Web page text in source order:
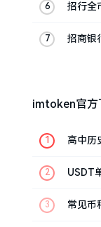
招行全
招商银
imtoken官方
高中历
USDT
常见币